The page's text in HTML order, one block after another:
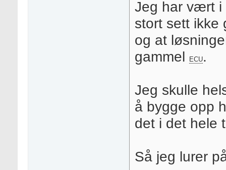
Jeg har vært i
stort sett ikke
og at
gammel
ECU.
Jeg skulle
å bygge opp
det i det hele
Så jeg lurer